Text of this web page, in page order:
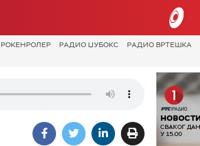
РАДИО ЏУБОКС РАДИО ВРТЕШКА